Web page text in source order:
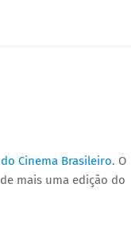
Cinema Brasileiro. O
mais uma edição do